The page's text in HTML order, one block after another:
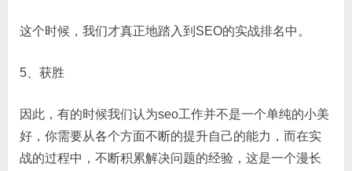
这个时候，我们才真正地踏入到SEO的实战排名中。
5、获胜
因此，有的时候我们认为seo工作并不是一个单纯的小美
好，你需要从各个方面不断的提升自己的能力，而在实
战的过程中，不断积累解决问题的经验，这是一个漫长